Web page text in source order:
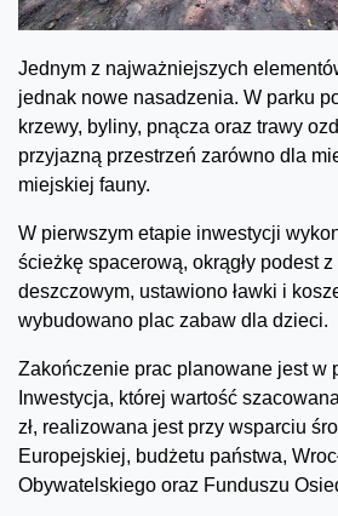
Jednym z najważniejszych
jednak nowe nasadzenia. W parku
krzewy, byliny, pnącza oraz trawy
przyjazną przestrzeń zarówno dla
miejskiej fauny.
W pierwszym etapie inwestycji
ścieżkę spacerową, okrągły podest
deszczowym, ustawiono ławki i
wybudowano plac zabaw dla dzieci.
Zakończenie prac planowane jest w
Inwestycja, której wartość
zł, realizowana jest przy wsparciu
Europejskiej, budżetu państwa,
Obywatelskiego oraz Funduszu